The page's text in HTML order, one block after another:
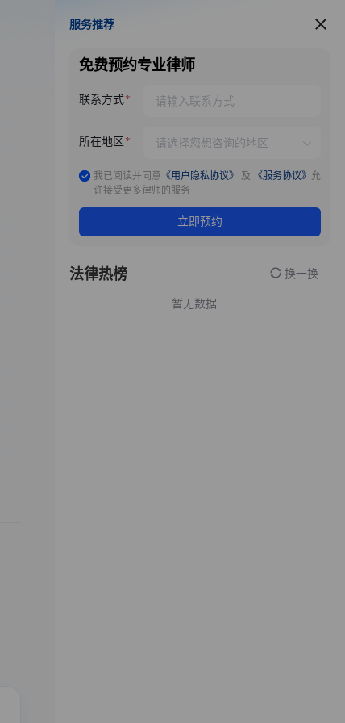
服务推荐
服务推荐
免费预约专业律师
联系方式
所在地区
我已阅读并同意 《用户隐私协议》 及 《服务协议》 允
许接受更多律师的服务
立即预约
法律热榜 换一换
暂无数据